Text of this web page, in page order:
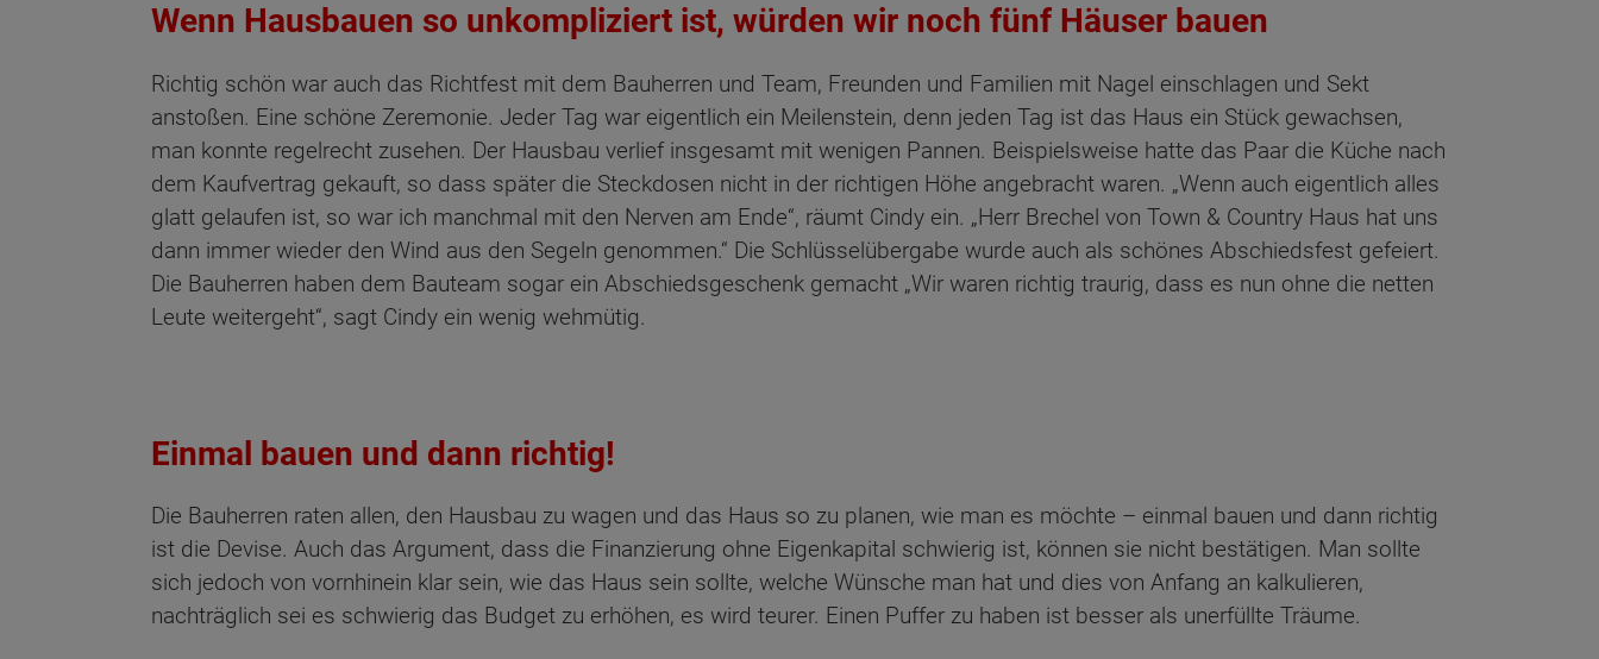
Wenn Hausbauen so unkompliziert ist, würden wir noch fünf Häuser bauen
Richtig schön war auch das Richtfest mit dem Bauherren und Team, Freunden und Familien mit Nagel einschlagen und Sekt
anstoßen. Eine schöne Zeremonie. Jeder Tag war eigentlich ein Meilenstein, denn jeden Tag ist das Haus ein Stück gewachsen,
man konnte regelrecht zusehen. Der Hausbau verlief insgesamt mit wenigen Pannen. Beispielsweise hatte das Paar die Küche nach
dem Kaufvertrag gekauft, so dass später die Steckdosen nicht in der richtigen Höhe angebracht waren. „Wenn auch eigentlich alles
glatt gelaufen ist, so war ich manchmal mit den Nerven am Ende“, räumt Cindy ein. „Herr Brechel von Town & Country Haus hat uns
dann immer wieder den Wind aus den Segeln genommen.“ Die Schlüsselübergabe wurde auch als schönes Abschiedsfest gefeiert.
Die Bauherren haben dem Bauteam sogar ein Abschiedsgeschenk gemacht „Wir waren richtig traurig, dass es nun ohne die netten
Leute weitergeht“, sagt Cindy ein wenig wehmütig.
Einmal bauen und dann richtig!
Die Bauherren raten allen, den Hausbau zu wagen und das Haus so zu planen, wie man es möchte – einmal bauen und dann richtig
ist die Devise. Auch das Argument, dass die Finanzierung ohne Eigenkapital schwierig ist, können sie nicht bestätigen. Man sollte
sich jedoch von vornhinein klar sein, wie das Haus sein sollte, welche Wünsche man hat und dies von Anfang an kalkulieren,
nachträglich sei es schwierig das Budget zu erhöhen, es wird teurer. Einen Puffer zu haben ist besser als unerfüllte Träume.